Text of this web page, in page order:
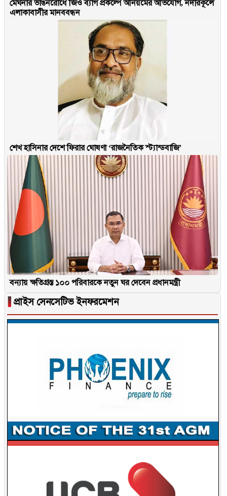
মেঘনার ভাঙনরোধে জিও ব্যাগ প্রকল্পে অনিয়মের অভিযোগ, নদীরকূলে
এলাকাবাসীর মানববন্ধন
শেখ হাসিনার দেশে ফিরার ঘোষণা ‘রাজনৈতিক স্ট্যান্ডবাজি’
বন্যায় ক্ষতিগ্রস্ত ১০০ পরিবারকে নতুন ঘর দেবেন প্রধানমন্ত্রী
▐ প্রাইস সেনসেটিভ ইনফরমেশন